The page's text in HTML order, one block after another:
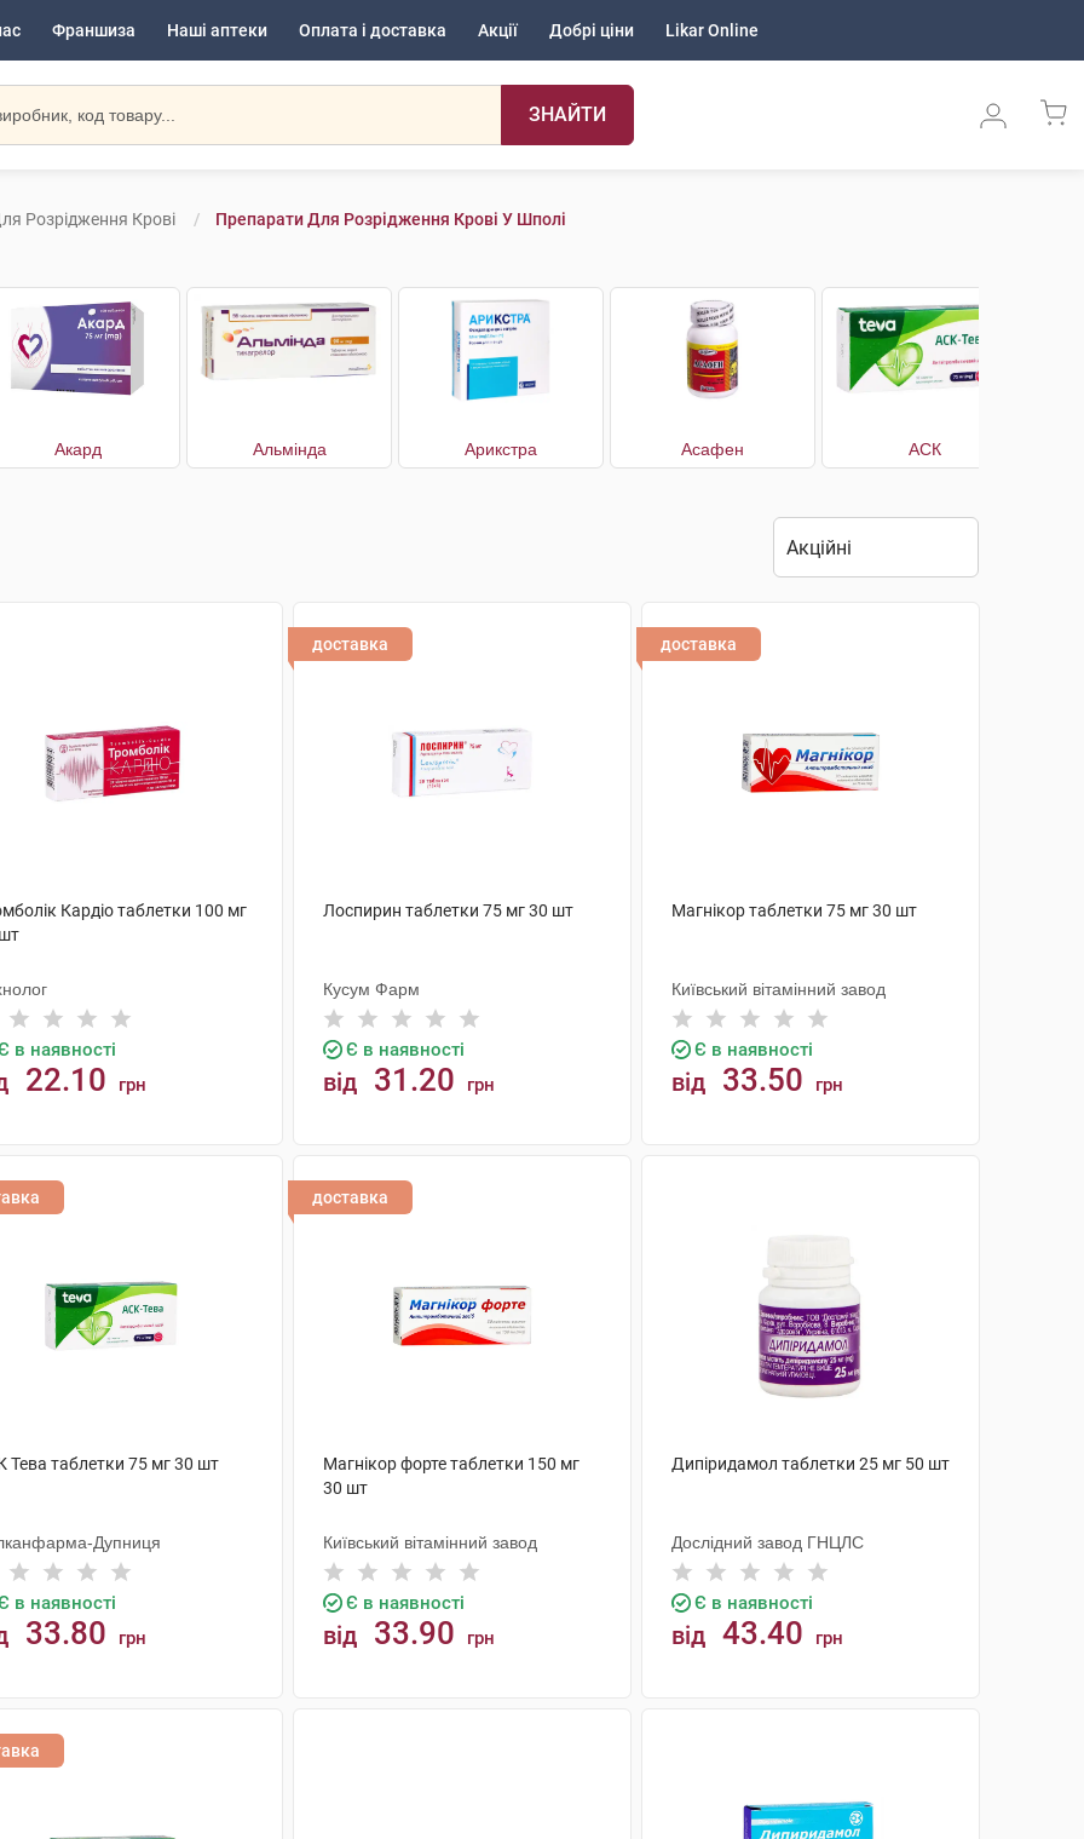
Франшиза Наші аптеки Оплата і доставка Акції Добрі ціни Likar Online
ЗНАЙТИ
Розрідження Крові Препарати Для Розрідження Крові У Шполі
Акард Альмінда Арикстра Асафен АСК
Кардіо таблетки 100 мг
в наявності
22.10 грн
доставка
Лоспирин таблетки 75 мг 30 шт
Кусум Фарм
Є в наявності
від 31.20 грн
доставка
Магнікор таблетки 75 мг 30 шт
Київський вітамінний завод
Є в наявності
від 33.50 грн
Тева таблетки 75 мг 30 шт
Дупниця
в наявності
33.80 грн
доставка
Магнікор форте таблетки 150 мг
30 шт
Київський вітамінний завод
Є в наявності
від 33.90 грн
Дипіридамол таблетки 25 мг 50 шт
Дослідний завод ГНЦЛС
Є в наявності
від 43.40 грн